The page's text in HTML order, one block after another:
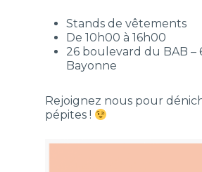
Stands de vêtements
De 10h00 à 16h00
26 boulevard du BAB –
Bayonne
Rejoignez nous pour
pépites !